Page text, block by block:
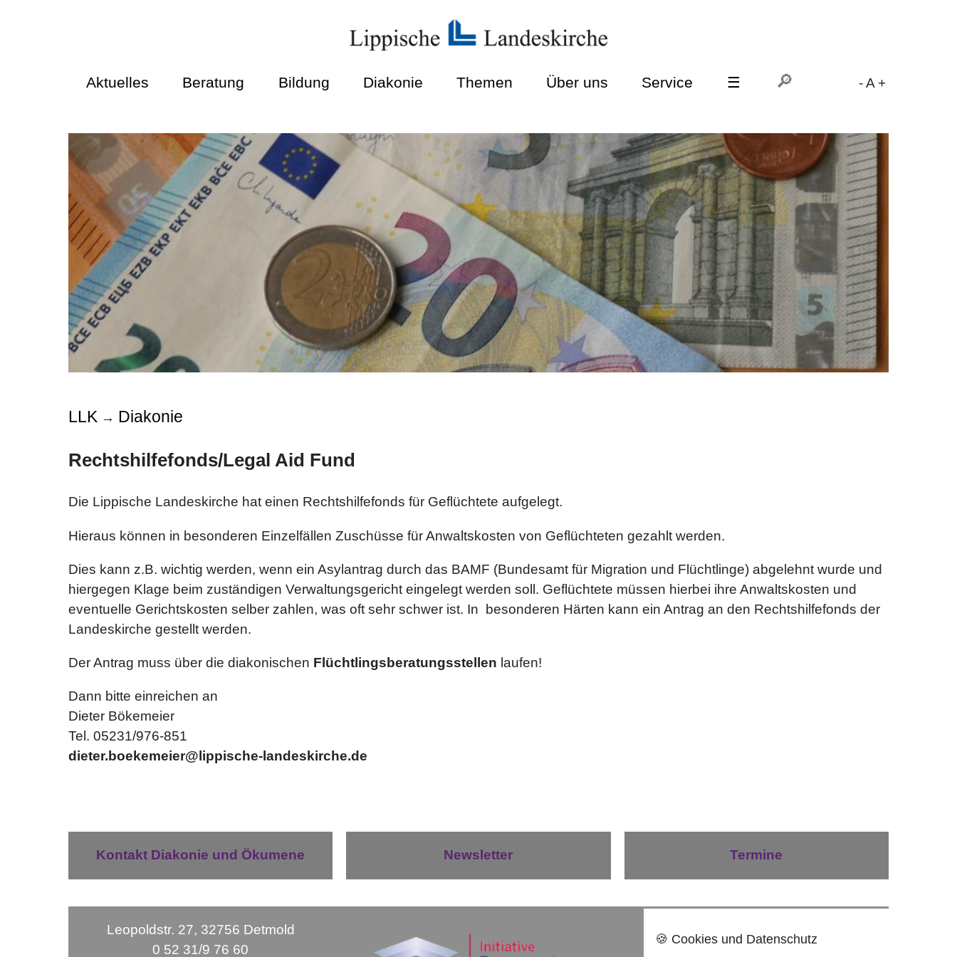
Aktuelles Beratung Bildung Diakonie Themen Über uns Service ☰ -A +
LLK→ Diakonie
Rechtshilfefonds/Legal Aid Fund
Die Lippische Landeskirche hat einen Rechtshilfefonds für Geflüchtete aufgelegt.
Hieraus können in besonderen Einzelfällen Zuschüsse für Anwaltskosten von Geflüchteten gezahlt werden.
Dies kann z.B. wichtig werden, wenn ein Asylantrag durch das BAMF (Bundesamt für Migration und Flüchtlinge) abgelehnt wurde und
hiergegen Klage beim zuständigen Verwaltungsgericht eingelegt werden soll. Geflüchtete müssen hierbei ihre Anwaltskosten und
eventuelle Gerichtskosten selber zahlen, was oft sehr schwer ist. In besonderen Härten kann ein Antrag an den Rechtshilfefonds der
Landeskirche gestellt werden.
Der Antrag muss über die diakonischen Flüchtlingsberatungsstellen laufen!
Dann bitte einreichen an
Dieter Bökemeier
Tel. 05231/976-851
dieter.boekemeier@lippische-landeskirche.de
Kontakt Diakonie und Ökumene Newsletter Termine
Leopoldstr. 27, 32756 Detmold
0 52 31/9 76 60
🍪 Cookies und Datenschutz